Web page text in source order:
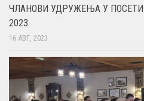
ЧЛАНОВИ УДРУЖЕЊА У
2023.
16 АВГ, 2023